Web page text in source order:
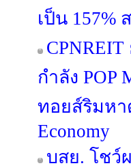
เป็น 157%
กำลัง POP
ทอยส์ริมหา
Economy
บสย. โชว์